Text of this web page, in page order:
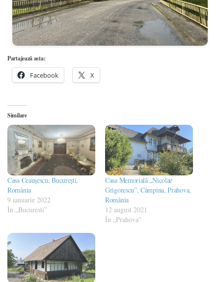
Partajează asta:
Facebook X
Similare
Casa Ceaușescu, București,
România
9 ianuarie 2022
În „Bucuresti”
Casa Memorială „Nicolae
Grigorescu”, Câmpina, Prahova,
România
12 august 2021
În „Prahova”